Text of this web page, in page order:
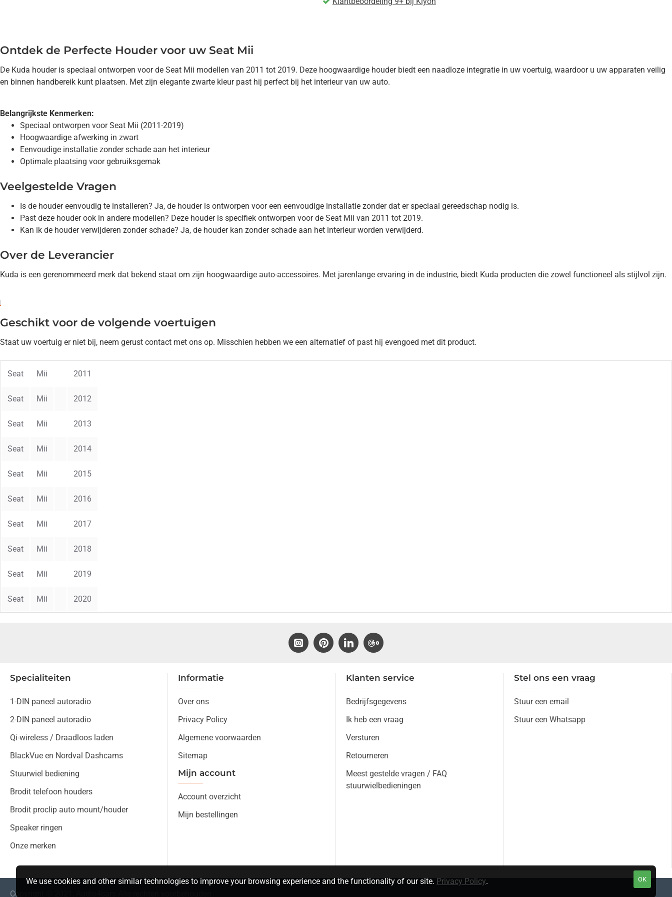
Ontdek de Perfecte Houder voor uw Seat Mii
De Kuda houder is speciaal ontworpen voor de Seat Mii modellen van 2011 tot 2019. Deze hoogwaardige houder biedt een naadloze integratie in uw voertuig, waardoor u uw apparaten veilig
en binnen handbereik kunt plaatsen. Met zijn elegante zwarte kleur past hij perfect bij het interieur van uw auto.
Belangrijkste Kenmerken:
Speciaal ontworpen voor Seat Mii (2011-2019)
Hoogwaardige afwerking in zwart
Eenvoudige installatie zonder schade aan het interieur
Optimale plaatsing voor gebruiksgemak
Veelgestelde Vragen
Is de houder eenvoudig te installeren? Ja, de houder is ontworpen voor een eenvoudige installatie zonder dat er speciaal gereedschap nodig is.
Past deze houder ook in andere modellen? Deze houder is specifiek ontworpen voor de Seat Mii van 2011 tot 2019.
Kan ik de houder verwijderen zonder schade? Ja, de houder kan zonder schade aan het interieur worden verwijderd.
Over de Leverancier
Kuda is een gerenommeerd merk dat bekend staat om zijn hoogwaardige auto-accessoires. Met jarenlange ervaring in de industrie, biedt Kuda producten die zowel functioneel als stijlvol zijn.
Geschikt voor de volgende voertuigen
Staat uw voertuig er niet bij, neem gerust contact met ons op. Misschien hebben we een alternatief of past hij evengoed met dit product.
Seat Mii 2011
Seat Mii 2012
Seat Mii 2013
Seat Mii 2014
Seat Mii 2015
Seat Mii 2016
Seat Mii 2017
Seat Mii 2018
Seat Mii 2019
Seat Mii 2020
Specialiteiten
1-DIN paneel autoradio
2-DIN paneel autoradio
Qi-wireless / Draadloos laden
BlackVue en Nordval Dashcams
Stuurwiel bediening
Brodit telefoon houders
Brodit proclip auto mount/houder
Speaker ringen
Onze merken
Informatie
Over ons
Privacy Policy
Algemene voorwaarden
Sitemap
Mijn account
Account overzicht
Mijn bestellingen
Klanten service
Bedrijfsgegevens
Ik heb een vraag
Versturen
Retourneren
Meest gestelde vragen / FAQ
stuurwielbedieningen
Stel ons een vraag
Stuur een email
Stuur een Whatsapp
Copyright © 2021, Audio4cars Alle rechten voorbehouden
OK
We use cookies and other similar technologies to improve your browsing experience and the functionality of our site. Privacy Policy.